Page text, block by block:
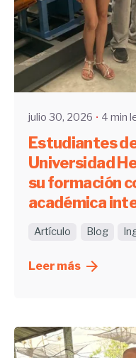
Enviado por
UHE
julio 30, 2026 4 min
Estudiantes
Universidad
su formación
académica
Artículo Blog
Leer más